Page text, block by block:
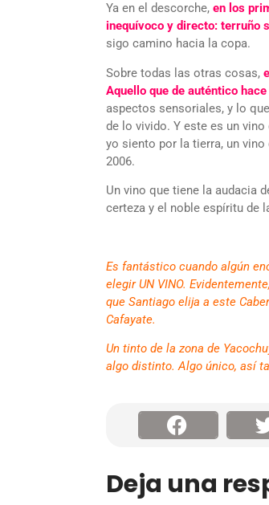
Ya en el descorche, en los
inequívoco y directo: terruño
sigo camino hacia la copa.
Sobre todas las otras cosas,
Aquello que de auténtico
aspectos sensoriales, y lo
de lo vivido. Y este es un
yo siento por la tierra, un
2006.
Un vino que tiene la audacia
certeza y el noble espíritu de
Es fantástico cuando algún
elegir UN VINO.
que Santiago elija a este
Cafayate.
Un tinto de la zona de
algo distinto. Algo único, así
Deja una